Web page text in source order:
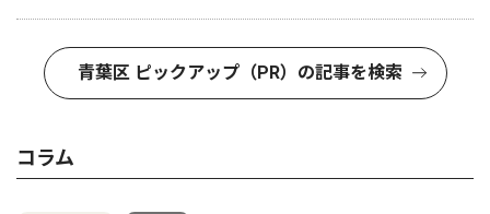
青葉区 ピックアップ（PR）の記事を検索
コラム